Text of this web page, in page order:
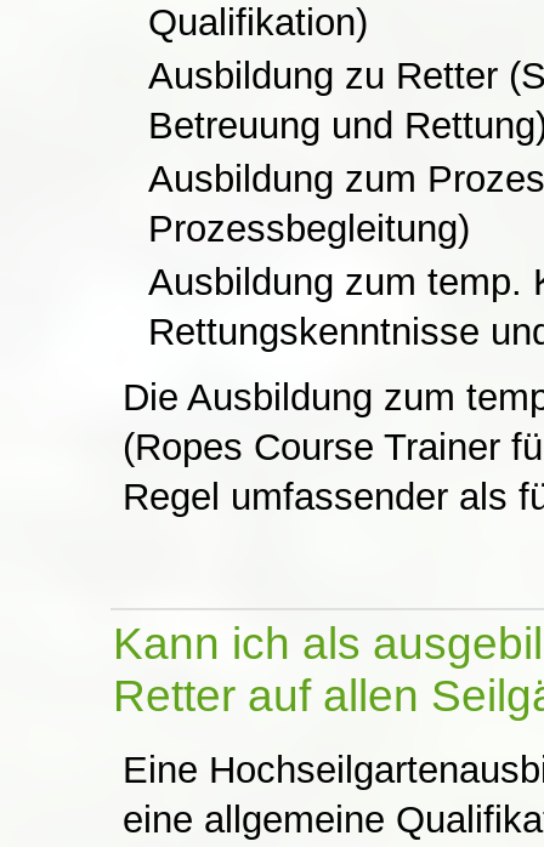
Qualifikation)
Ausbildung zu Retter
Betreuung und
Ausbildung zum
Prozessbegleitung)
Ausbildung zum temp.
Rettungskenntnisse
Die Ausbildung zum
(Ropes Course Trainer
Regel umfassender als
Kann ich als
Retter auf allen
Eine
eine allgemeine